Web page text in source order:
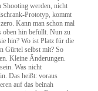
Shooting werden, nicht
Prototyp, kommt
Kann man schon mal
oben hin befüllt. Nun zu
hin? Wo ist Platz für die
Gürtel selbst mit? So
Kleine Änderungen.
Was nicht
Das heißt: voraus
auf das beinah